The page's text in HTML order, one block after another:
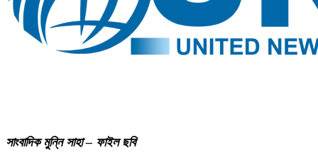
সাংবাদিক মুন্নি সাহা – ফাইল ছবি